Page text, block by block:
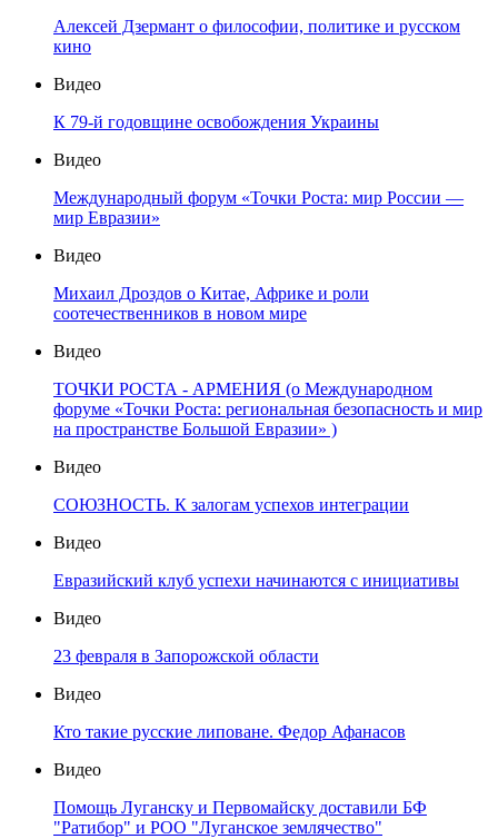
Алексей Дзермант о философии, политике и русском
кино
Видео
К 79-й годовщине освобождения Украины
Видео
Международный форум «Точки Роста: мир России —
мир Евразии»
Видео
Михаил Дроздов о Китае, Африке и роли
соотечественников в новом мире
Видео
ТОЧКИ РОСТА - АРМЕНИЯ (о Международном
форуме «Точки Роста: региональная безопасность и мир
на пространстве Большой Евразии» )
Видео
СОЮЗНОСТЬ. К залогам успехов интеграции
Видео
Евразийский клуб успехи начинаются с инициативы
Видео
23 февраля в Запорожской области
Видео
Кто такие русские липоване. Федор Афанасов
Видео
Помощь Луганску и Первомайску доставили БФ
"Ратибор" и РОО "Луганское землячество"